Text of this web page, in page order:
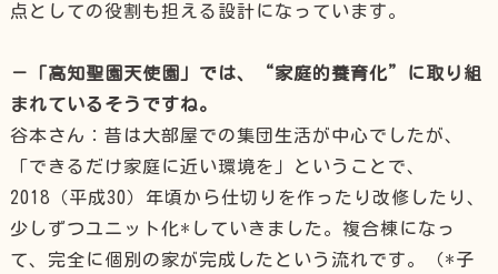
点としての役割も担える設計になっています。
－「高知聖園天使園」では、“家庭的養育化”に取り組
まれているそうですね。
谷本さん：昔は大部屋での集団生活が中心でしたが、
「できるだけ家庭に近い環境を」ということで、
2018（平成30）年頃から仕切りを作ったり改修したり、
少しずつユニット化*していきました。複合棟になっ
て、完全に個別の家が完成したという流れです。（*子